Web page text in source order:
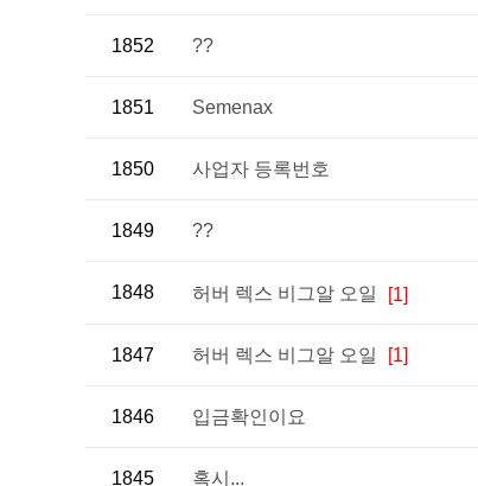
1852 ??
1851 Semenax
1850 사업자 등록번호
1849 ??
1848 허버 렉스 비그알 오일 [1]
1847 허버 렉스 비그알 오일 [1]
1846 입금확인이요
1845 혹시...